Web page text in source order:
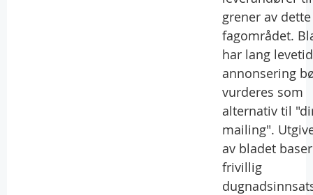
grener av dette
fagområdet.
har lang
annonsering
vurderes som
alternativ til
mailing".
av bladet
frivillig